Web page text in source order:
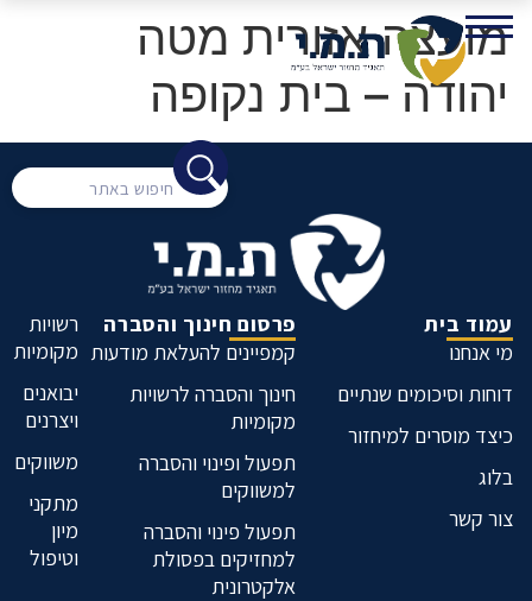
מועצה אזורית מטה
יהודה – בית נקופה
עמוד בית
מי אנחנו
דוחות וסיכומים שנתיים
כיצד מוסרים למיחזור
בלוג
צור קשר
פרסום חינוך והסברה
קמפיינים להעלאת מודעות
חינוך והסברה לרשויות
מקומיות
תפעול ופינוי והסברה
למשווקים
תפעול פינוי והסברה
למחזיקים בפסולת
אלקטרונית
רשויות
מקומיות
יבואנים
ויצרנים
משווקים
מתקני
מיון
וטיפול